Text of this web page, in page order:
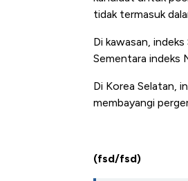
tidak termasuk
Di kawasan,
Sementara indeks
Di Korea Selatan,
membayangi
(fsd/fsd)